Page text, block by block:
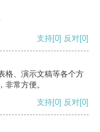
支持[0] 反对[0]
格、演示文稿等各个方
常方便。
支持[0] 反对[0]